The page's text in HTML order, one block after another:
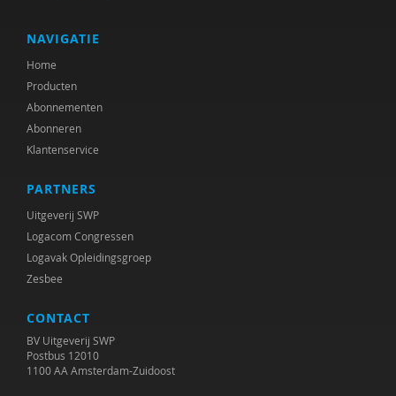
Leonie F. le Sage
Ilse Geerinck
Carolien Gravesteijn
Marte van den Hoed
Marit Hopman
Bob Horjus
Willem Huijnk
Jacoba Huizenga
Kennisplatform Inclusief Samenleven
NAVIGATIE
Home
Producten
Abonnementen
Abonneren
Klantenservice
PARTNERS
Uitgeverij SWP
Logacom Congressen
Logavak Opleidingsgroep
Zesbee
CONTACT
BV Uitgeverij SWP
Postbus 12010
1100 AA Amsterdam-Zuidoost